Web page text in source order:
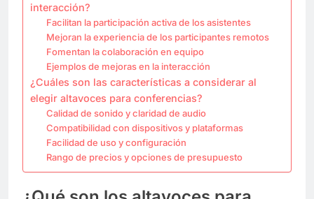
interacción?
Facilitan la participación activa de los asistentes
Mejoran la experiencia de los participantes remotos
Fomentan la colaboración en equipo
Ejemplos de mejoras en la interacción
¿Cuáles son las características a considerar al
elegir altavoces para conferencias?
Calidad de sonido y claridad de audio
Compatibilidad con dispositivos y plataformas
Facilidad de uso y configuración
Rango de precios y opciones de presupuesto